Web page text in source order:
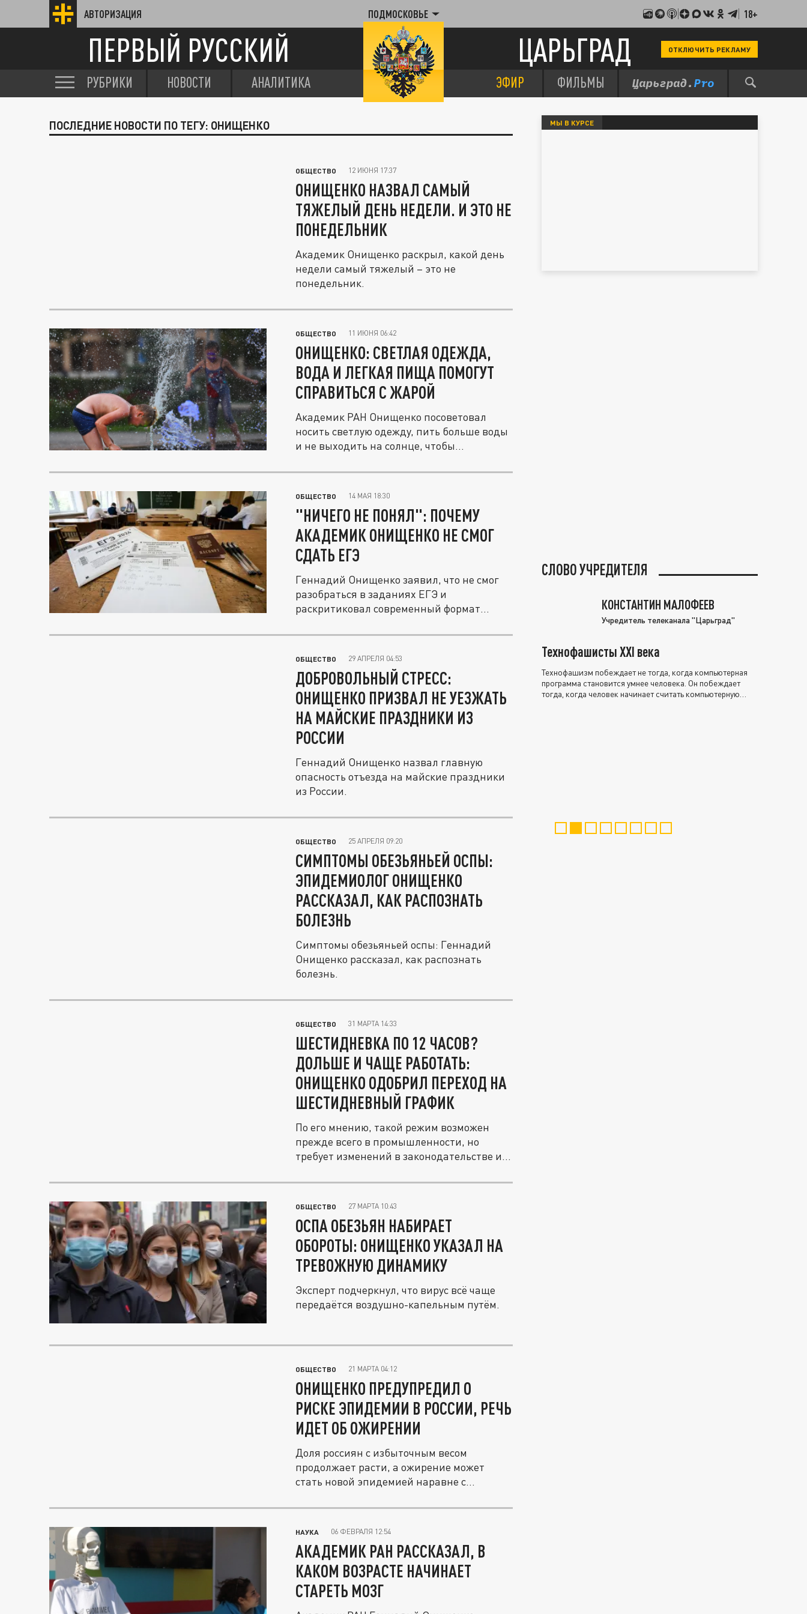
АВТОРИЗАЦИЯ ПОДМОСКОВЬЕ 18+
ПЕРВЫЙ РУССКИЙ ЦАРЬГРАД ОТКЛЮЧИТЬ РЕКЛАМУ
РУБРИКИ НОВОСТИ АНАЛИТИКА ЭФИР ФИЛЬМЫ
ПОСЛЕДНИЕ НОВОСТИ ПО ТЕГУ: ОНИЩЕНКО
ОБЩЕСТВО 12 ИЮНЯ 17:37
ОНИЩЕНКО НАЗВАЛ САМЫЙ
ТЯЖЕЛЫЙ ДЕНЬ НЕДЕЛИ. И ЭТО НЕ
ПОНЕДЕЛЬНИК
Академик Онищенко раскрыл, какой день
недели самый тяжелый – это не
понедельник.
ОБЩЕСТВО 11 ИЮНЯ 06:42
ОНИЩЕНКО: СВЕТЛАЯ ОДЕЖДА,
ВОДА И ЛЕГКАЯ ПИЩА ПОМОГУТ
СПРАВИТЬСЯ С ЖАРОЙ
Академик РАН Онищенко посоветовал
носить светлую одежду, пить больше воды
и не выходить на солнце, чтобы...
ОБЩЕСТВО 14 МАЯ 18:30
"НИЧЕГО НЕ ПОНЯЛ": ПОЧЕМУ
АКАДЕМИК ОНИЩЕНКО НЕ СМОГ
СДАТЬ ЕГЭ
Геннадий Онищенко заявил, что не смог
разобраться в заданиях ЕГЭ и
раскритиковал современный формат
ОБЩЕСТВО 29 АПРЕЛЯ 04:53
ДОБРОВОЛЬНЫЙ СТРЕСС:
ОНИЩЕНКО ПРИЗВАЛ НЕ УЕЗЖАТЬ
НА МАЙСКИЕ ПРАЗДНИКИ ИЗ
РОССИИ
Геннадий Онищенко назвал главную
опасность отъезда на майские праздники
из России.
ОБЩЕСТВО 25 АПРЕЛЯ 09:20
СИМПТОМЫ ОБЕЗЬЯНЬЕЙ ОСПЫ:
ЭПИДЕМИОЛОГ ОНИЩЕНКО
РАССКАЗАЛ, КАК РАСПОЗНАТЬ
БОЛЕЗНЬ
Симптомы обезьяньей оспы: Геннадий
Онищенко рассказал, как распознать
болезнь.
ОБЩЕСТВО 31 МАРТА 14:33
ШЕСТИДНЕВКА ПО 12 ЧАСОВ?
ДОЛЬШЕ И ЧАЩЕ РАБОТАТЬ:
ОНИЩЕНКО ОДОБРИЛ ПЕРЕХОД НА
ШЕСТИДНЕВНЫЙ ГРАФИК
По его мнению, такой режим возможен
прежде всего в промышленности, но
требует изменений в законодательстве и...
ОБЩЕСТВО 27 МАРТА 10:43
ОСПА ОБЕЗЬЯН НАБИРАЕТ
ОБОРОТЫ: ОНИЩЕНКО УКАЗАЛ НА
ТРЕВОЖНУЮ ДИНАМИКУ
Эксперт подчеркнул, что вирус всё чаще
передаётся воздушно-капельным путём.
ОБЩЕСТВО 21 МАРТА 04:12
ОНИЩЕНКО ПРЕДУПРЕДИЛ О
РИСКЕ ЭПИДЕМИИ В РОССИИ, РЕЧЬ
ИДЕТ ОБ ОЖИРЕНИИ
Доля россиян с избыточным весом
продолжает расти, а ожирение может
стать новой эпидемией наравне с
НАУКА 06 ФЕВРАЛЯ 12:54
АКАДЕМИК РАН РАССКАЗАЛ, В
КАКОМ ВОЗРАСТЕ НАЧИНАЕТ
СТАРЕТЬ МОЗГ
МЫ В КУРСЕ
СЛОВО УЧРЕДИТЕЛЯ
КОНСТАНТИН МАЛОФЕЕВ
Учредитель телеканала "Царьград"
Технофашисты XXI века
Технофашизм побеждает не тогда, когда компьютерная
программа становится умнее человека. Он побеждает
тогда, когда человек начинает считать компьютерную